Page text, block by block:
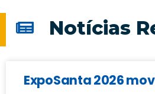
Notícias
ExpoSanta 2026